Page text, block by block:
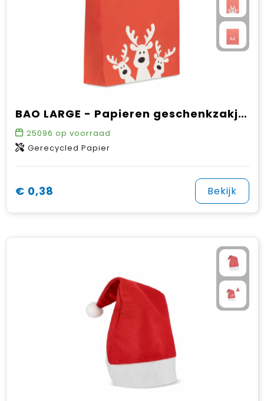
BAO LARGE - Papieren geschenkzakje (L)
25096 op voorraad
Gerecycled Papier
€ 0,38 Bekijk